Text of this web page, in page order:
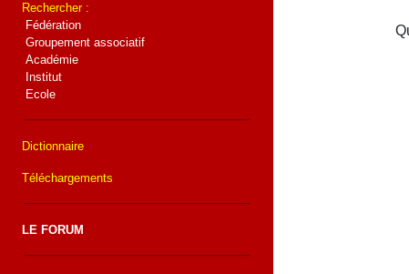
Rechercher :
Fédération
Groupement associatif
Académie
Institut
Ecole
Dictionnaire
Téléchargements
LE FORUM